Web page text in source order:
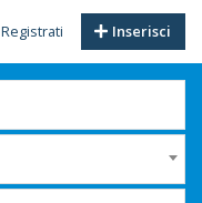
Inserisci
Registrati